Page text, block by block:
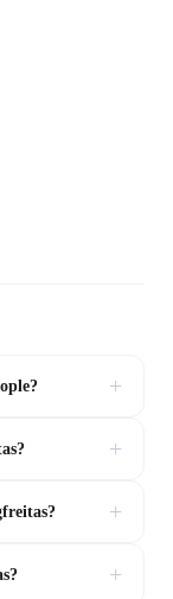
+
+
+
+